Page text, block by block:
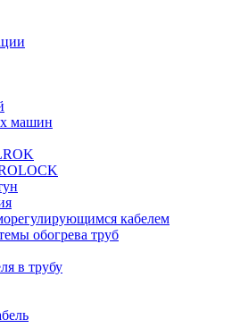
машин
кабелем
обогрева труб
в трубу